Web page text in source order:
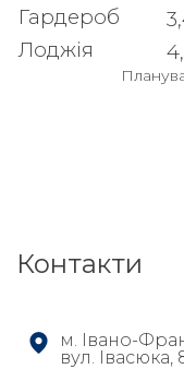
Гардероб
Лоджія
Контакти
м. Івано-
вул. Івасюка,